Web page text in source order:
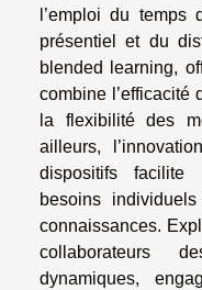
l’emploi du temps
présentiel et du
blended learning,
combine l’efficacité
la flexibilité des
ailleurs,
dispositifs facilite
besoins
connaissances.
collaborateurs
dynamiques,